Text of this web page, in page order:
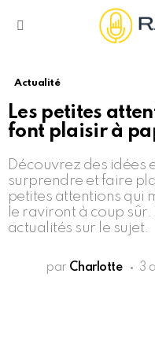
Actualité
Les petites
font plaisir à
Découvrez des idées
surprendre et faire
petites attentions qui
le raviront à coup
actualités sur le sujet.
par Charlotte 3